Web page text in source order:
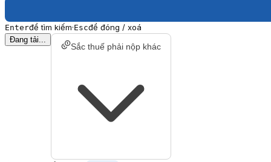
Enterđể tìm kiếm·Escđể đóng / xoá
Đang tải...
Sắc thuế phải nộp khác